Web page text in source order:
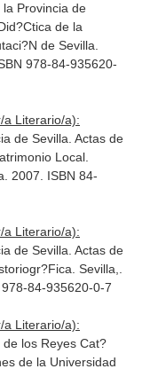
Provincia de
de la
de Sevilla.
978-84-935620-
a Literario/a):
de Sevilla. Actas de
Local.
2007. ISBN 84-
a Literario/a):
de Sevilla. Actas de
Sevilla,.
84-935620-0-7
a Literario/a):
los Reyes Cat?
de la Universidad